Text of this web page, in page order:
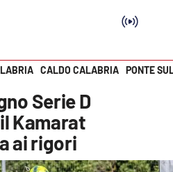
CALDO CALABRIA PONTE
Serie D
Kamarat
ai rigori